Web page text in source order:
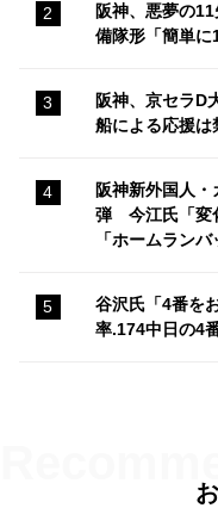
阪神、悪夢の
備隊形「簡単に
阪神、京セラD
船による応援は
阪神新外国人
弾 今江氏「変
「ホームラン
谷沢氏「4番を
率.174中日の4